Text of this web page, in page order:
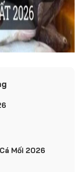
Mối 2026